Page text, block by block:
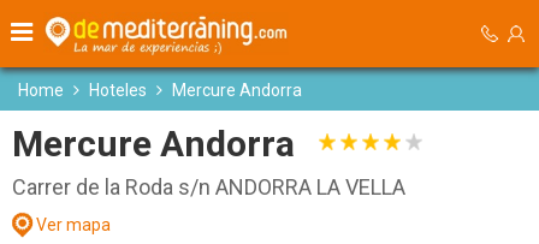
Home Hoteles Mercure Andorra
Mercure Andorra
Carrer de la Roda s/n ANDORRA LA VELLA
Ver mapa